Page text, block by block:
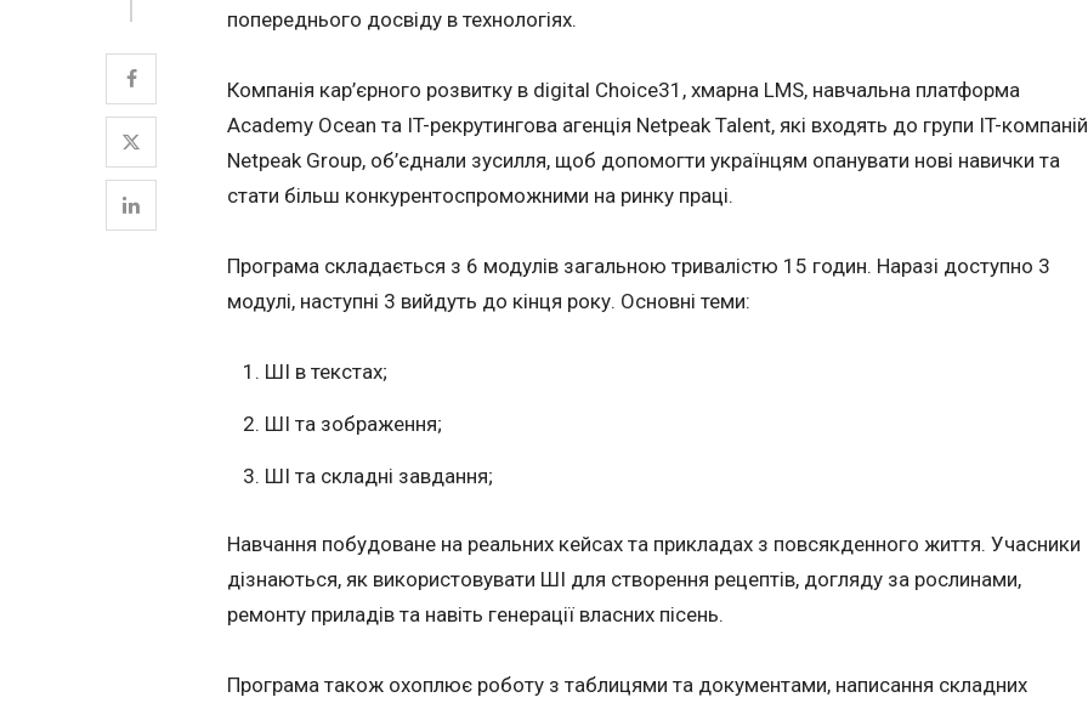
попереднього досвіду в технологіях.
Компанія кар’єрного розвитку в digital Choice31, хмарна LMS, навчальна платформа
Academy Ocean та IT-рекрутингова агенція Netpeak Talent, які входять до групи IT-компаній
Netpeak Group, об’єднали зусилля, щоб допомогти українцям опанувати нові навички та
стати більш конкурентоспроможними на ринку праці.
Програма складається з 6 модулів загальною тривалістю 15 годин. Наразі доступно 3
модулі, наступні 3 вийдуть до кінця року. Основні теми:
ШІ в текстах;
ШІ та зображення;
ШІ та складні завдання;
Навчання побудоване на реальних кейсах та прикладах з повсякденного життя. Учасники
дізнаються, як використовувати ШІ для створення рецептів, догляду за рослинами,
ремонту приладів та навіть генерації власних пісень.
Програма також охоплює роботу з таблицями та документами, написання складних